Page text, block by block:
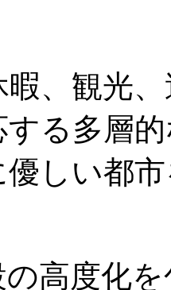
暇、観光
する多層
優しい都
高度化